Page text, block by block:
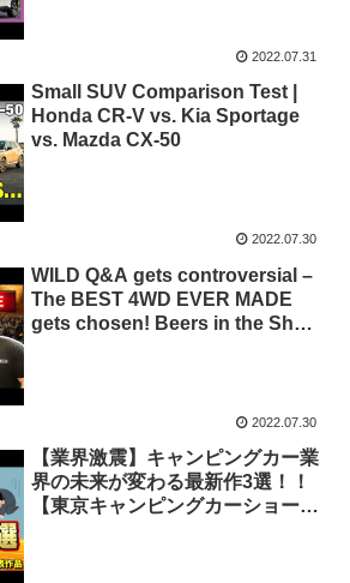
2022.07.31
Small SUV Comparison Test |
Honda CR-V vs. Kia Sportage
vs. Mazda CX-50
2022.07.30
WILD Q&A gets controversial –
The BEST 4WD EVER MADE
gets chosen! Beers in the Shed
2022.07.30
【業界激震】キャンピングカー業
界の未来が変わる最新作3選！！
【東京キャンピングカーショー